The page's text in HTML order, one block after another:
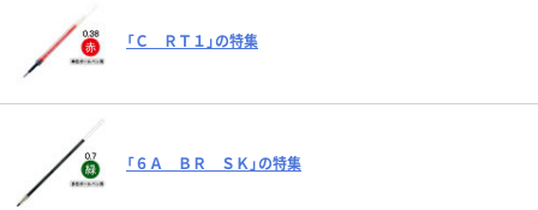
「Ｃ ＲＴ１」の特集
「６Ａ ＢＲ ＳＫ」の特集